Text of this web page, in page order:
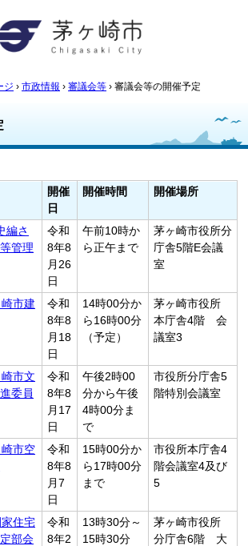
ジ › 市政情報 › 審議会等 › 審議会等の開催予定
開催
日
開催時間 開催場所
編さ
管理
令和
8年8
月26
日
午前10時か
ら正午まで
茅ヶ崎市役所分
庁舎5階E会議
室
市建
令和
8年8
月18
日
14時00分か
ら16時00分
（予定）
茅ヶ崎市役所
本庁舎4階 会
議室3
市文
委員
令和
8年8
月17
日
午後2時00
分から午後
4時00分ま
で
市役所分庁舎5
階特別会議室
市空
令和
8年8
月7
日
15時00分か
ら17時00分
まで
市役所本庁舎4
階会議室4及び
5
住宅
部会
令和
8年2
13時30分～
15時30分
茅ヶ崎市役所
分庁舎6階 大